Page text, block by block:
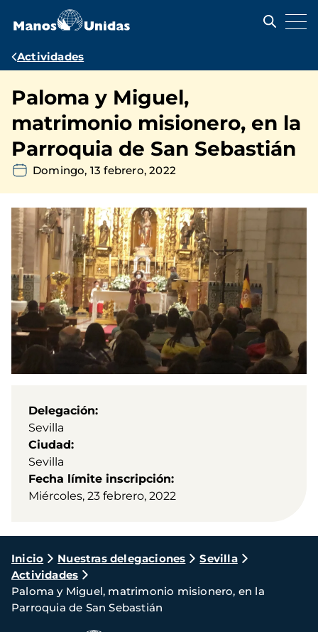
contenido
Ruta
navegación
Actividades
Paloma y Miguel,
matrimonio misionero, en la
Parroquia de San Sebastián
Domingo, 13 febrero, 2022
Delegación
Sevilla
Ciudad
Sevilla
Fecha límite inscripción
Miércoles, 23 febrero, 2022
Ruta
de
navegación
Inicio Nuestras delegaciones
Sevilla
Actividades
Paloma y Miguel, matrimonio misionero, en la
Parroquia de San Sebastián